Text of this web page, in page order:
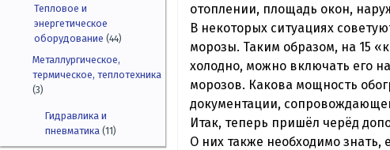
Тепловое и
энергетическое
оборудование (44)
Металлургическое,
термическое, теплотехника
(3)
Гидравлика и
пневматика (11)
отоплении, площадь окон,
В некоторых ситуациях
морозы. Таким образом, на 15
холодно, можно включать его
морозов. Какова мощность
документации,
Итак, теперь пришёл черёд
О них также необходимо знать,